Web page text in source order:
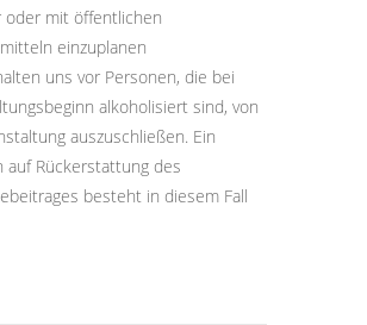
oder mit öffentlichen
einzuplanen
uns vor Personen, die bei
alkoholisiert sind, von
auszuschließen. Ein
auf Rückerstattung des
besteht in diesem Fall